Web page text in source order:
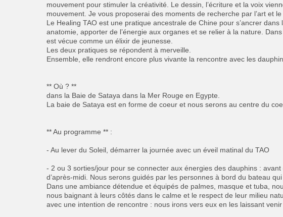
mouvement pour stimuler la créativité. Le dessin, l’écriture et la voix
mouvement. Je vous proposerai des moments de recherche par l’art et
Le Healing TAO est une pratique ancestrale de Chine pour s’ancrer
anatomie, apporter de l’énergie aux organes et se relier à la nature.
est vécue comme un élixir de jeunesse.
Les deux pratiques se répondent à merveille.
Ensemble, elle rendront encore plus vivante la rencontre avec les
** Où ? **
dans la Baie de Sataya dans la Mer Rouge en Egypte.
La baie de Sataya est en forme de coeur et nous serons au centre du
** Au programme ** :
- Au lever du Soleil, démarrer la journée avec un éveil matinal du TAO
- 2 ou 3 sorties/jour pour se connecter aux énergies des dauphins :
d’après-midi. Nous serons guidés par les personnes à bord du bateau
Dans une ambiance détendue et équipés de palmes, masque et tuba,
nous baignant à leurs côtés dans le calme et le respect de leur milieu
avec une intention de rencontre : nous irons vers eux en les laissant venir